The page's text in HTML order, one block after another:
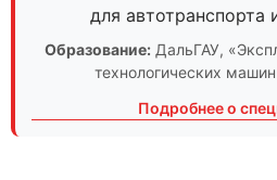
для автотранспорта
Образование: ДальГАУ,
технологических
Подробнее о